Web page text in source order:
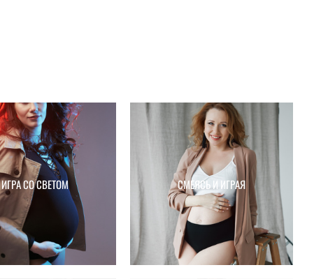
ИГРА СО СВЕТОМ СМЕЯСЬ И ИГРАЯ